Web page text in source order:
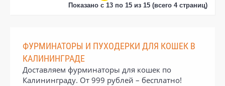
Показано с 13 по 15 из 15 (всего 4 страниц)
ФУРМИНАТОРЫ И ПУХОДЕРКИ ДЛЯ КОШЕК В
КАЛИНИНГРАДЕ
Доставляем фурминаторы для кошек по
Калининграду. От 999 рублей – бесплатно!